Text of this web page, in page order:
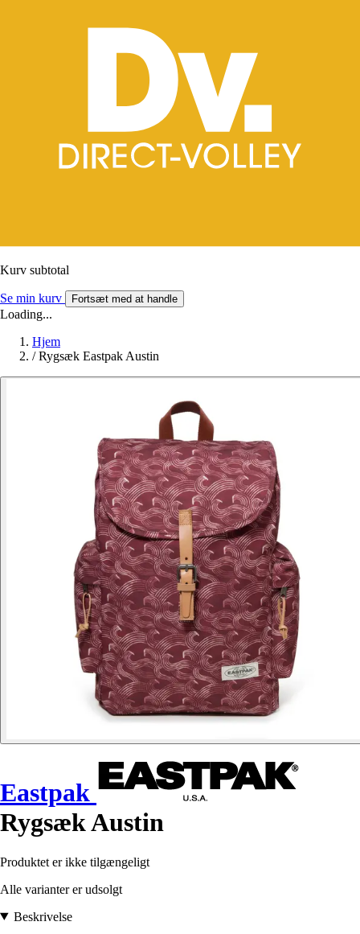
Kurv subtotal
Se min kurv Fortsæt med at handle
Loading...
Hjem
/ Rygsæk Eastpak Austin
Eastpak
Rygsæk Austin
Produktet er ikke tilgængeligt
Alle varianter er udsolgt
Beskrivelse